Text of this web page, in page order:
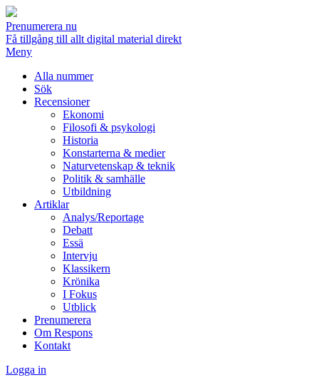
Prenumerera nu
Få tillgång till allt digital material direkt
Meny
Alla nummer
Sök
Recensioner
Ekonomi
Filosofi & psykologi
Historia
Konstarterna & medier
Naturvetenskap & teknik
Politik & samhälle
Utbildning
Artiklar
Analys/Reportage
Debatt
Essä
Intervju
Klassikern
Krönika
I Fokus
Utblick
Prenumerera
Om Respons
Kontakt
Logga in